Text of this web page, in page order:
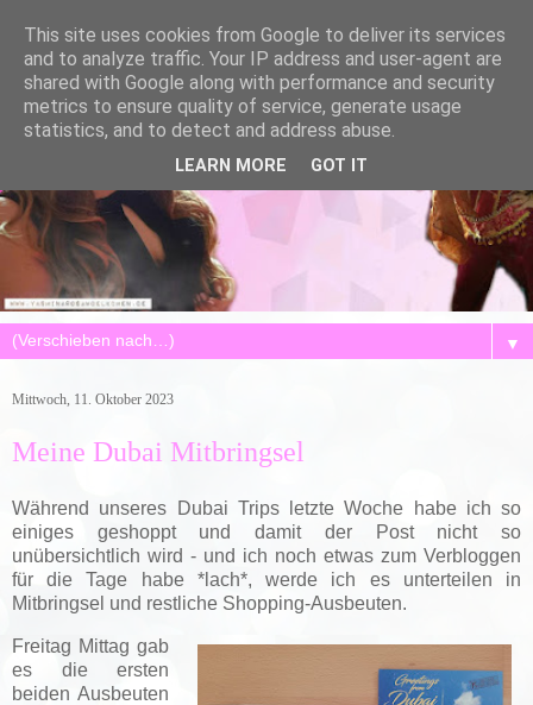
▼
Mittwoch, 11. Oktober 2023
Meine Dubai Mitbringsel
Während unseres Dubai Trips letzte Woche habe ich so
einiges geshoppt und damit der Post nicht so
unübersichtlich wird - und ich noch etwas zum Verbloggen
für die Tage habe *lach*, werde ich es unterteilen in
Mitbringsel und restliche Shopping-Ausbeuten.
Freitag Mittag gab
es die ersten
beiden Ausbeuten
This site uses cookies from Google to deliver its services
and to analyze traffic. Your IP address and user-agent are
shared with Google along with performance and security
metrics to ensure quality of service, generate usage
statistics, and to detect and address abuse.
LEARN MORE GOT IT